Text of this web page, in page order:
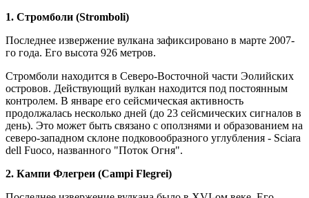
1. Стромболи (Stromboli)
Последнее извержение вулкана зафиксировано в марте 2007-
го года. Его высота 926 метров.
Стромболи находится в Северо-Восточной части Эолийских
островов. Действующий вулкан находится под постоянным
контролем. В январе его сейсмическая активность
продолжалась несколько дней (до 23 сейсмических сигналов в
день). Это может быть связано с оползнями и образованием на
северо-западном склоне подковообразного углубления - Sciara
dell Fuoco, названного "Поток Огня".
2. Кампи Флегреи (Campi Flegrei)